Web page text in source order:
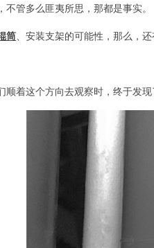
管多么匪夷所思，那都是事实。
筒、安装支架的可能性，那么，
顺着这个方向去观察时，终于发